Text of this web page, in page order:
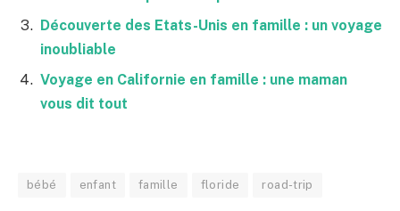
Découverte des Etats-Unis en famille : un voyage
inoubliable
Voyage en Californie en famille : une maman
vous dit tout
bébé enfant famille floride road-trip